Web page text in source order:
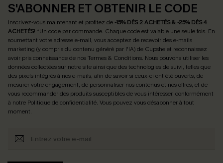
S'ABONNER ET OBTENIR LE CODE
Inscrivez-vous maintenant et profitez de -15% DÈS 2 ACHETÉS & -25% DÈS 4
ACHETÉS! *Un code par commande. Chaque code est valable une seule fois. En
soumettant votre adresse e-mail, vous acceptez de recevoir des e-mails
marketing (y compris du contenu généré par l'IA) de Cupshe et reconnaissez
avoir pris connaissance de nosTermes & Conditions. Nous pouvons utiliser les
données collectées sur notre site ainsi que des technologies de suivi, telles que
des pixels intégrés à nos e-mails, afin de savoir si ceux-ci ont été ouverts, de
mesurer votre engagement, de personnaliser nos contenus et nos offres, et de
vous recommander des produits susceptibles de vous intéresser, conformément
à notre Politique de confidentialité. Vous pouvez vous désabonner à tout
moment.